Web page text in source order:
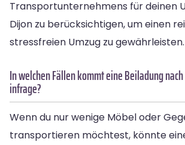
Transportunternehmens für deinen
Dijon zu berücksichtigen, um einen
stressfreien Umzug zu gewährleisten.
In welchen Fällen kommt eine Beiladung
infrage?
Wenn du nur wenige Möbel oder
transportieren möchtest, könnte